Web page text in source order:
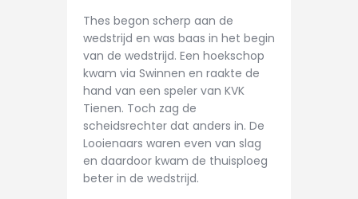
Thes begon scherp aan de
wedstrijd en was baas in het begin
van de wedstrijd. Een hoekschop
kwam via Swinnen en raakte de
hand van een speler van KVK
Tienen. Toch zag de
scheidsrechter dat anders in. De
Looienaars waren even van slag
en daardoor kwam de thuisploeg
beter in de wedstrijd.